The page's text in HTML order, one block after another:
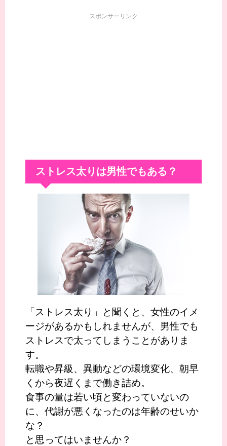
スポンサーリンク
ストレス太りは男性でもある？
「ストレス太り」と聞くと、女性のイメ
ージがあるかもしれませんが、男性でも
ストレスで太ってしまうことがありま
す。
転職や昇級、異動などの環境変化、朝早
くから夜遅くまで働き詰め。
食事の量は若い頃と変わっていないの
に、代謝が悪くなったのは年齢のせいか
な？
と思ってはいませんか？